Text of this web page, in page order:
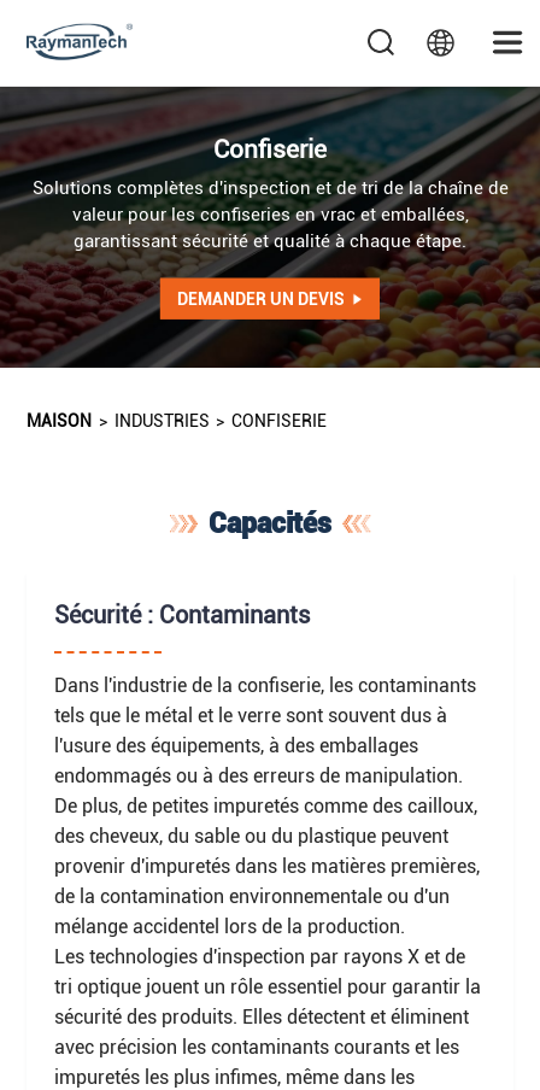
Confiserie
Solutions complètes d'inspection et de tri de la chaîne de
valeur pour les confiseries en vrac et emballées,
garantissant sécurité et qualité à chaque étape.
DEMANDER UN DEVIS
MAISON > INDUSTRIES > CONFISERIE
Capacités
Sécurité : Contaminants
Dans l'industrie de la confiserie, les contaminants
tels que le métal et le verre sont souvent dus à
l'usure des équipements, à des emballages
endommagés ou à des erreurs de manipulation.
De plus, de petites impuretés comme des cailloux,
des cheveux, du sable ou du plastique peuvent
provenir d'impuretés dans les matières premières,
de la contamination environnementale ou d'un
mélange accidentel lors de la production.
Les technologies d'inspection par rayons X et de
tri optique jouent un rôle essentiel pour garantir la
sécurité des produits. Elles détectent et éliminent
avec précision les contaminants courants et les
impuretés les plus infimes, même dans les